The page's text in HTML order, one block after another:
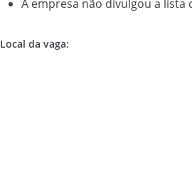
A empresa não divulgou a
Local da vaga: